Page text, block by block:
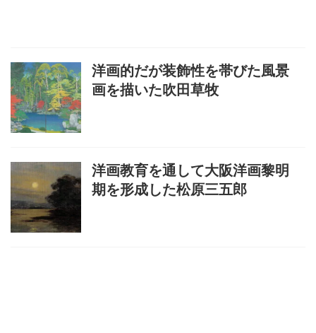
洋画的だが装飾性を帯びた風景
画を描いた吹田草牧
洋画教育を通して大阪洋画黎明
期を形成した松原三五郎